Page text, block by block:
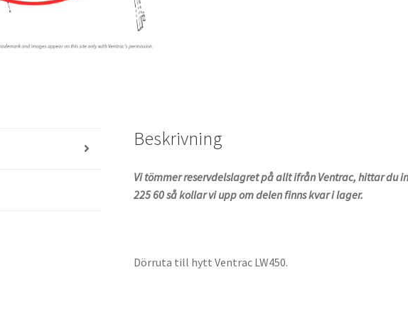
Beskrivning
Vi tömmer reservdelslagret på allt ifrån Ventrac, hittar du
225 60 så kollar vi upp om delen finns kvar i lager.
Dörruta till hytt Ventrac LW450.